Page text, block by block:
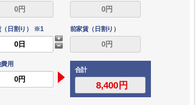
（日割り） ※1 前家賃（日割り）
用
合計